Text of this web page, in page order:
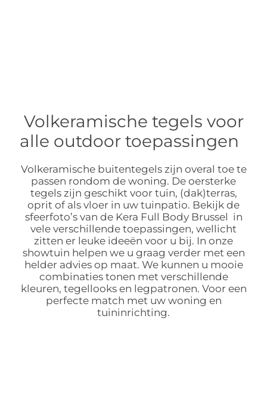
Volkeramische tegels voor
alle outdoor toepassingen
Volkeramische buitentegels zijn overal toe te
passen rondom de woning. De oersterke
tegels zijn geschikt voor tuin, (dak)terras,
oprit of als vloer in uw tuinpatio. Bekijk de
sfeerfoto’s van de Kera Full Body Brussel in
vele verschillende toepassingen, wellicht
zitten er leuke ideeën voor u bij. In onze
showtuin helpen we u graag verder met een
helder advies op maat. We kunnen u mooie
combinaties tonen met verschillende
kleuren, tegellooks en legpatronen. Voor een
perfecte match met uw woning en
tuininrichting.